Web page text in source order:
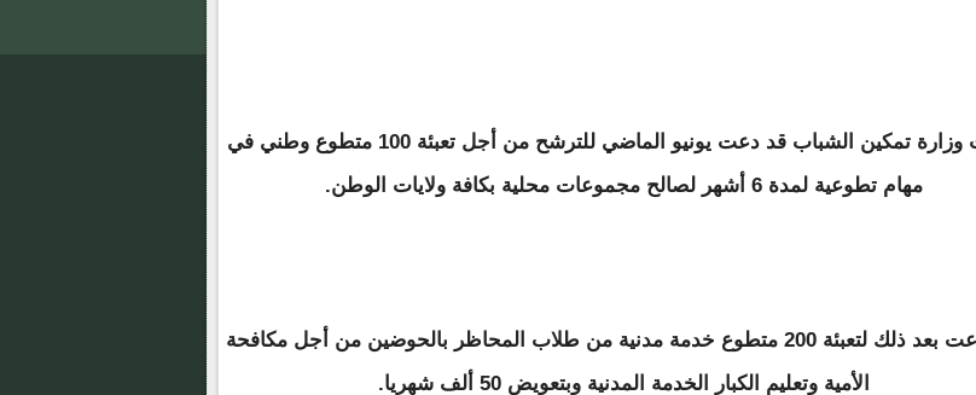
وكانت وزارة تمكين الشباب قد دعت يونيو الماضي للترشح من أجل تعبئة 100 متطوع وطني في
مهام تطوعية لمدة 6 أشهر لصالح مجموعات محلية بكافة ولايات الوطن.
كما دعت بعد ذلك لتعبئة 200 متطوع خدمة مدنية من طلاب المحاظر بالحوضين من أجل مكافحة
الأمية وتعليم الكبار الخدمة المدنية وبتعويض 50 ألف شهريا.